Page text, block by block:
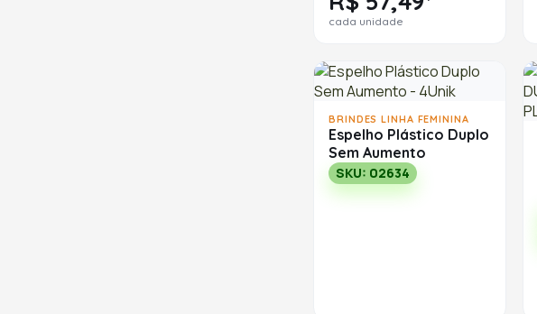
cada unidade
BRINDES LINHA FEMININA
Espelho Plástico Duplo
Sem Aumento
SKU: 02634